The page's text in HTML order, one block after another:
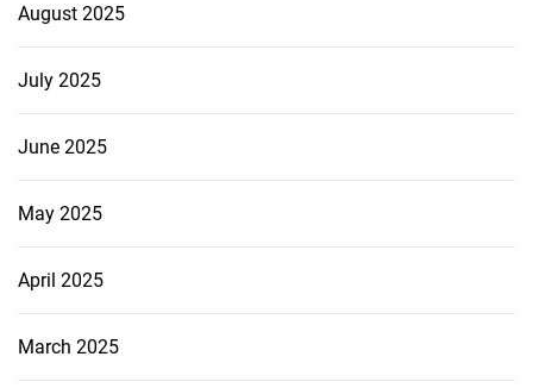
August 2025
July 2025
June 2025
May 2025
April 2025
March 2025